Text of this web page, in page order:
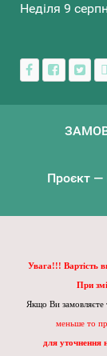
Неділя 9
Проєкт
Увага!!! Вартість
При
Якщо Ви замовляєте
меньше то
для уточнення